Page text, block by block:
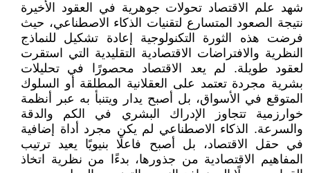
شهد علم الاقتصاد تحولات جوهرية في العقود الأخيرة
نتيجة الصعود المتسارع لتقنيات الذكاء الاصطناعي، حيث
فرضت هذه الثورة التكنولوجية إعادة تشكيل للنماذج
النظرية والافتراضات الاقتصادية التقليدية التي استقرت
لعقود طويلة. لم يعد الاقتصاد محصورًا في تحليلات
بشرية مجردة تعتمد على العقلانية المطلقة أو السلوك
المتوقع في الأسواق، بل أصبح يدار ويتنبأ به عبر أنظمة
خوارزمية تتجاوز الإدراك البشري في الكم والدقة
والسرعة. الذكاء الاصطناعي لم يكن مجرد أداة إضافية
في حقل الاقتصاد، بل أصبح فاعلًا بنيويًا يعيد ترتيب
المفاهيم الاقتصادية من جذورها، بدءًا من نظرية اتخاذ